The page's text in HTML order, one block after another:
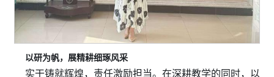
以研为帆，展精耕细琢风采
实干铸就辉煌，责任激励担当。在深耕教学的同时，以